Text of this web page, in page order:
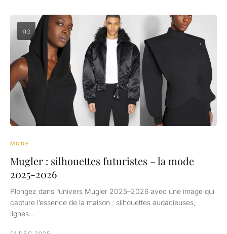
02
MODE
Mugler : silhouettes futuristes – la mode
2025-2026
Plongez dans l’univers Mugler 2025–2026 avec une image qui
capture l’essence de la maison : silhouettes audacieuses,
lignes…